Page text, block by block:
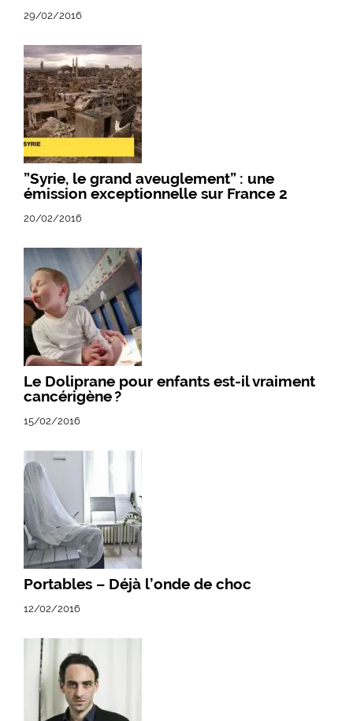
29/02/2016
”Syrie, le grand aveuglement” : une
émission exceptionnelle sur France 2
20/02/2016
Le Doliprane pour enfants est-il vraiment
cancérigène ?
15/02/2016
Portables – Déjà l’onde de choc
12/02/2016